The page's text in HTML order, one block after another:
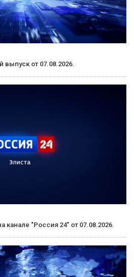
от 07.08.2026.
канале "Россия 24" от 07.08.2026.